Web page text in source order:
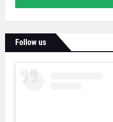
Follow us